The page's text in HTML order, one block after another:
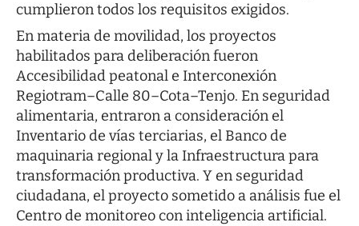
cumplieron todos los requisitos exigidos.
En materia de movilidad, los proyectos
habilitados para deliberación fueron
Accesibilidad peatonal e Interconexión
Regiotram–Calle 80–Cota–Tenjo. En seguridad
alimentaria, entraron a consideración el
Inventario de vías terciarias, el Banco de
maquinaria regional y la Infraestructura para
transformación productiva. Y en seguridad
ciudadana, el proyecto sometido a análisis fue el
Centro de monitoreo con inteligencia artificial.